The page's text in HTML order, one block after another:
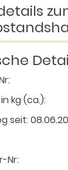
kg (ca.):
seit:
Nr: